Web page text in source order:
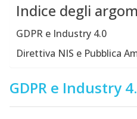
Indice degli
GDPR e Industry 4.0
Direttiva NIS e Pubblica
GDPR e Industry